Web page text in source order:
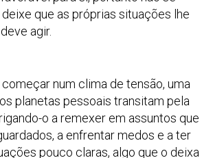
que as próprias situações lhe
agir.
num clima de tensão, uma
planetas pessoais transitam pela
o a remexer em assuntos que
a enfrentar medos e a ter
pouco claras, algo que o deixa